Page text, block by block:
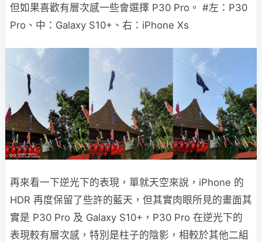
但如果喜歡有層次感一些會選擇 P30 Pro。 #左：P30
Pro、中：Galaxy S10+、右：iPhone Xs
再來看一下逆光下的表現，單就天空來說，iPhone 的
HDR 再度保留了些許的藍天，但其實肉眼所見的畫面其
實是 P30 Pro 及 Galaxy S10+，P30 Pro 在逆光下的
表現較有層次感，特別是柱子的陰影，相較於其他二組